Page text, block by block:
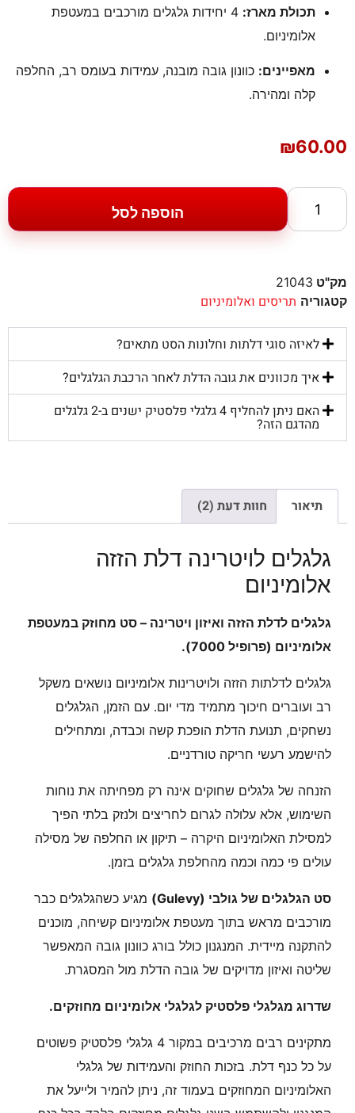
תכולת מארז:
4 יחידות גלגלים מורכבים במעטפת
אלומיניום.
מאפיינים: כוונון גובה מובנה, עמידות בעומס רב, החלפה
קלה ומהירה.
₪60.00
הוספה לסל
מק"ט 21043
קטגוריה תריסים ואלומיניום
לאיזה סוגי דלתות וחלונות הסט מתאים?
איך מכוונים את גובה הדלת לאחר הרכבת הגלגלים?
האם ניתן להחליף 4 גלגלי פלסטיק ישנים ב-2 גלגלים
מהדגם הזה?
תיאור חוות דעת (2)
גלגלים לויטרינה דלת הזזה
אלומיניום
גלגלים לדלת הזזה ואיזון ויטרינה – סט מחוזק במעטפת
אלומיניום (פרופיל 7000).
גלגלים לדלתות הזזה ולויטרינות אלומיניום נושאים משקל
רב ועוברים חיכוך מתמיד מדי יום. עם הזמן, הגלגלים
נשחקים, תנועת הדלת הופכת קשה וכבדה, ומתחילים
להישמע רעשי חריקה טורדניים.
הזנחה של גלגלים שחוקים אינה רק מפחיתה את נוחות
השימוש, אלא עלולה לגרום לחריצים ולנזק בלתי הפיך
למסילת האלומיניום היקרה – תיקון או החלפה של מסילה
עולים פי כמה וכמה מהחלפת גלגלים בזמן.
סט הגלגלים של גולבי (Gulevy)
מגיע כשהגלגלים כבר
מורכבים מראש בתוך מעטפת אלומיניום קשיחה, מוכנים
להתקנה מיידית. המנגנון כולל בורג כוונון גובה המאפשר
שליטה ואיזון מדויקים של גובה הדלת מול המסגרת.
שדרוג מגלגלי פלסטיק לגלגלי אלומיניום מחוזקים.
מתקינים רבים מרכיבים במקור 4 גלגלי פלסטיק פשוטים
על כל כנף דלת. בזכות החוזק והעמידות של גלגלי
האלומיניום המחוזקים בעמוד זה, ניתן להמיר ולייעל את